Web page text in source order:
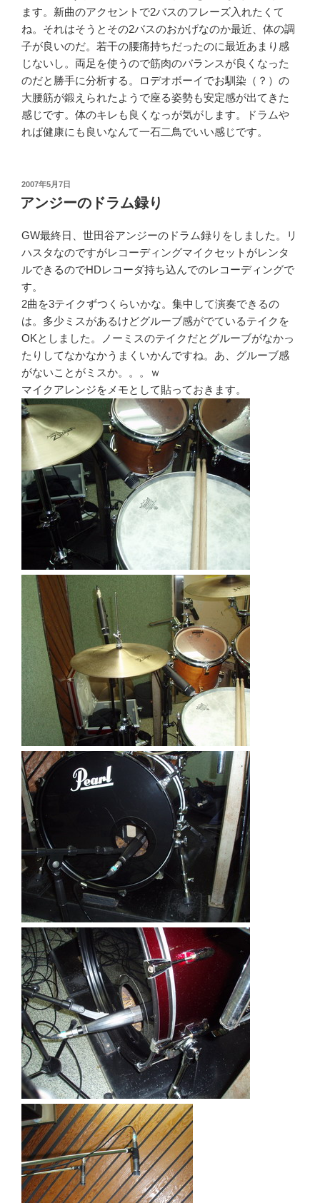
ます。新曲のアクセントで2バスのフレーズ入れたくて
ね。それはそうとその2バスのおかげなのか最近、体の調
子が良いのだ。若干の腰痛持ちだったのに最近あまり感
じないし。両足を使うので筋肉のバランスが良くなった
のだと勝手に分析する。ロデオボーイでお馴染（？）の
大腰筋が鍛えられたようで座る姿勢も安定感が出てきた
感じです。体のキレも良くなっが気がします。ドラムや
れば健康にも良いなんて一石二鳥でいい感じです。
投
稿
日:
2007年5月7日
アンジーのドラム録り
GW最終日、世田谷アンジーのドラム録りをしました。リ
ハスタなのですがレコーディングマイクセットがレンタ
ルできるのでHDレコーダ持ち込んでのレコーディングで
す。
2曲を3テイクずつくらいかな。集中して演奏できるの
は。多少ミスがあるけどグルーブ感がでているテイクを
OKとしました。ノーミスのテイクだとグルーブがなかっ
たりしてなかなかうまくいかんですね。あ、グルーブ感
がないことがミスか。。。ｗ
マイクアレンジをメモとして貼っておきます。